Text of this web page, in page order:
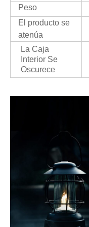
Peso
El producto se
atenúa
La Caja
Interior Se
Oscurece